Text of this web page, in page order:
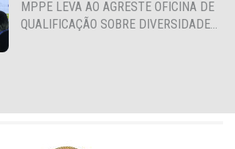
MPPE LEVA AO AGRESTE OFICINA DE
QUALIFICAÇÃO SOBRE DIVERSIDADE